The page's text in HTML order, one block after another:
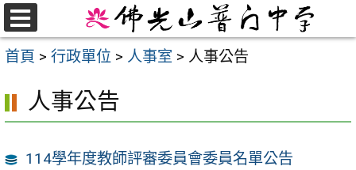
跳
至
主
區
首頁 > 行政單位 > 人事室 > 人事公告
人事公告
114學年度教師評審委員會委員名單公告
選
單